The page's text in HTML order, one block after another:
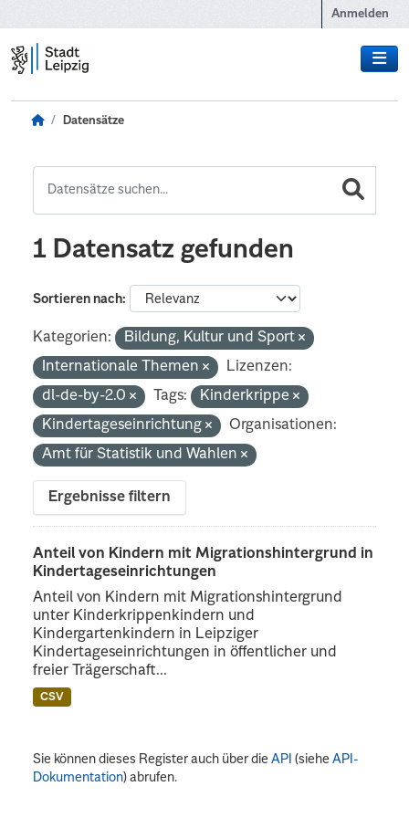
Anmelden
Datensätze
1 Datensatz gefunden
Sortieren nach
Kategorien:
Bildung, Kultur und Sport
Internationale Themen
Lizenzen:
dl-de-by-2.0
Tags:
Kinderkrippe
Kindertageseinrichtung
Organisationen:
Amt für Statistik und Wahlen
Ergebnisse filtern
Anteil von Kindern mit Migrationshintergrund in
Kindertageseinrichtungen
Anteil von Kindern mit Migrationshintergrund
unter Kinderkrippenkindern und
Kindergartenkindern in Leipziger
Kindertageseinrichtungen in öffentlicher und
freier Trägerschaft...
CSV
Sie können dieses Register auch über dieAPI (sieheAPI-
Dokumentation) abrufen.